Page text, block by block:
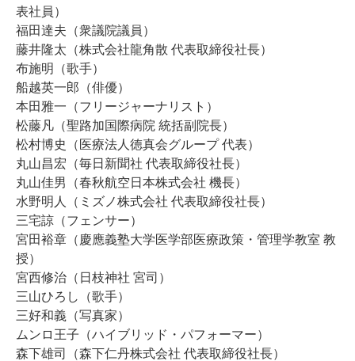
表社員）
福田達夫（衆議院議員）
藤井隆太（株式会社龍角散 代表取締役社長）
布施明（歌手）
船越英一郎（俳優）
本田雅一（フリージャーナリスト）
松藤凡（聖路加国際病院 統括副院長）
松村博史（医療法人徳真会グループ 代表）
丸山昌宏（毎日新聞社 代表取締役社長）
丸山佳男（春秋航空日本株式会社 機長）
水野明人（ミズノ株式会社 代表取締役社長）
三宅諒（フェンサー）
宮田裕章（慶應義塾大学医学部医療政策・管理学教室 教
授）
宮西修治（日枝神社 宮司）
三山ひろし（歌手）
三好和義（写真家）
ムンロ王子（ハイブリッド・パフォーマー）
森下雄司（森下仁丹株式会社 代表取締役社長）